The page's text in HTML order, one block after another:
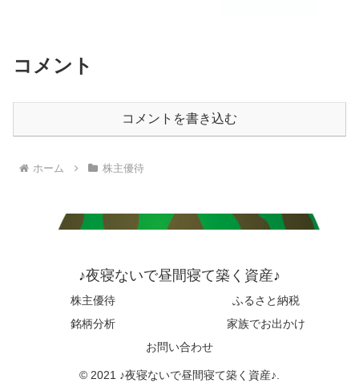
コメント
コメントを書き込む
ホーム 株主優待
♪夜寝ないで昼間寝て築く資産♪
株主優待
ふるさと納税
銘柄分析
家族でお出かけ
お問い合わせ
© 2021 ♪夜寝ないで昼間寝て築く資産♪.